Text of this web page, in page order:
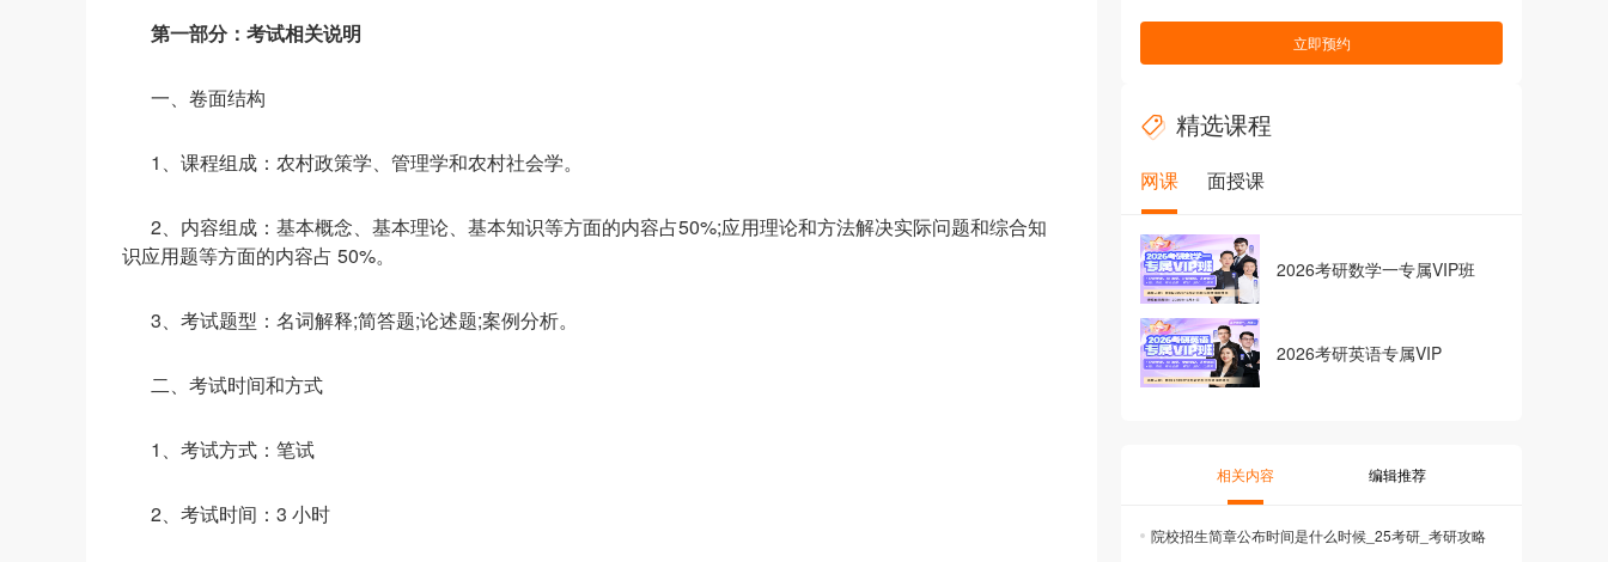
第一部分：考试相关说明
一、卷面结构
1、课程组成：农村政策学、管理学和农村社会学。
2、内容组成：基本概念、基本理论、基本知识等方面的内容占50%;应用理论和方法解决实际问题和综合知
识应用题等方面的内容占 50%。
3、考试题型：名词解释;简答题;论述题;案例分析。
二、考试时间和方式
1、考试方式：笔试
2、考试时间：3 小时
立即预约
精选课程
网课 面授课
2026考研数学一专属VIP班
2026考研英语专属VIP
相关内容 编辑推荐
院校招生简章公布时间是什么时候_25考研_考研攻略